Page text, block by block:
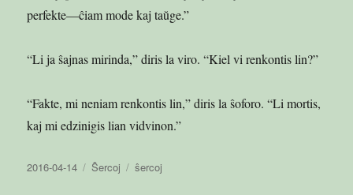
perfekte—ĉiam mode kaj taŭge.”
“Li ja ŝajnas mirinda,” diris la viro. “Kiel vi renkontis lin?”
“Fakte, mi neniam renkontis lin,” diris la ŝoforo. “Li mortis,
kaj mi edzinigis lian vidvinon.”
Publikigita
2016-04-14 Kategorioj
Ŝercoj Etikedoj
ŝercoj